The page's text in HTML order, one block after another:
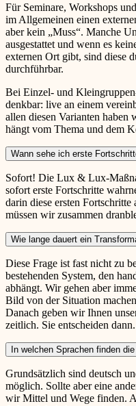
Für Seminare, Workshops
im Allgemeinen einen
aber kein „Muss“. Manche
ausgestattet und wenn es
externen Ort gibt, sind diese
durchführbar.
Bei Einzel- und
denkbar: live an einem
allen diesen Varianten haben
hängt vom Thema und dem
Wann sehe ich erste
Sofort! Die Lux & Lux-
sofort erste Fortschritte
darin diese ersten
müssen wir zusammen
Wie lange dauert ein
Diese Frage ist fast nicht zu
bestehenden System, den
abhängt. Wir gehen aber
Bild von der Situation
Danach geben wir Ihnen
zeitlich. Sie entscheiden dann.
In welchen Sprachen finden
Grundsätzlich sind deutsch
möglich. Sollte aber eine
wir Mittel und Wege finden.